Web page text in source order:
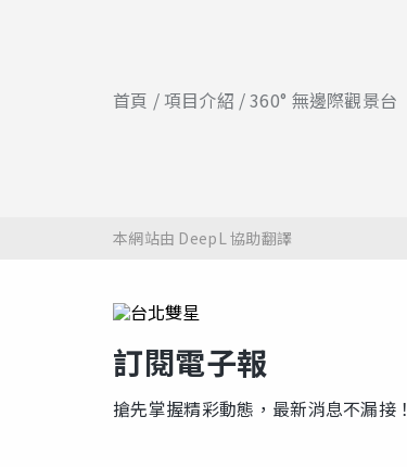
首頁 項目介紹 360° 無邊際觀景台
本網站由 DeepL 協助翻譯
訂閱電子報
搶先掌握精彩動態，最新消息不漏接！